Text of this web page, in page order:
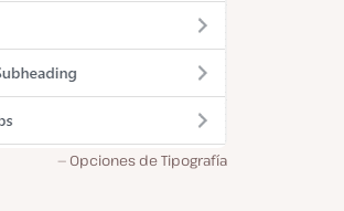
Opciones de Tipografía